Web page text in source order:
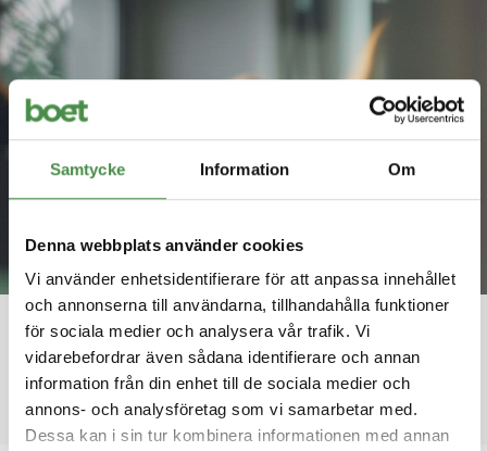
Samtycke Information Om
Denna webbplats använder cookies
Vi använder enhetsidentifierare för att anpassa innehållet
och annonserna till användarna, tillhandahålla funktioner
för sociala medier och analysera vår trafik. Vi
vidarebefordrar även sådana identifierare och annan
information från din enhet till de sociala medier och
annons- och analysföretag som vi samarbetar med.
Dessa kan i sin tur kombinera informationen med annan
Nyheter
Håll dig uppdaterad med de senaste nyheterna
från Boet.